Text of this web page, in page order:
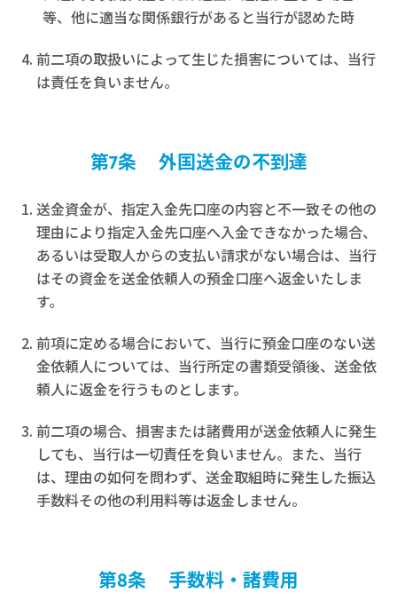
等、他に適当な関係銀行があると当行が認めた時
前二項の取扱いによって生じた損害については、当行
は責任を負いません。
第7条 外国送金の不到達
送金資金が、指定入金先口座の内容と不一致その他の
理由により指定入金先口座へ入金できなかった場合、
あるいは受取人からの支払い請求がない場合は、当行
はその資金を送金依頼人の預金口座へ返金いたしま
す。
前項に定める場合において、当行に預金口座のない送
金依頼人については、当行所定の書類受領後、送金依
頼人に返金を行うものとします。
前二項の場合、損害または諸費用が送金依頼人に発生
しても、当行は一切責任を負いません。また、当行
は、理由の如何を問わず、送金取組時に発生した振込
手数料その他の利用料等は返金しません。
第8条 手数料・諸費用